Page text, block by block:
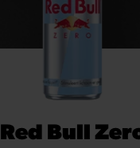
Red Bull